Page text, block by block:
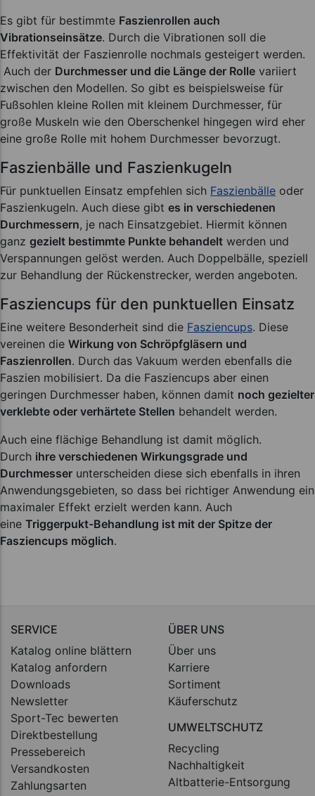
Es gibt für bestimmte Faszienrollen auch
Vibrationseinsätze. Durch die Vibrationen soll die
Effektivität der Faszienrolle nochmals gesteigert werden.
Auch der Durchmesser und die Länge der Rolle variiert
zwischen den Modellen. So gibt es beispielsweise für
Fußsohlen kleine Rollen mit kleinem Durchmesser, für
große Muskeln wie den Oberschenkel hingegen wird eher
eine große Rolle mit hohem Durchmesser bevorzugt.
Faszienbälle und Faszienkugeln
Für punktuellen Einsatz empfehlen sich Faszienbälle oder
Faszienkugeln. Auch diese gibt es in verschiedenen
Durchmessern, je nach Einsatzgebiet. Hiermit können
ganz gezielt bestimmte Punkte behandelt werden und
Verspannungen gelöst werden. Auch Doppelbälle, speziell
zur Behandlung der Rückenstrecker, werden angeboten.
Fasziencups für den punktuellen Einsatz
Eine weitere Besonderheit sind die Fasziencups. Diese
vereinen die Wirkung von Schröpfgläsern und
Faszienrollen. Durch das Vakuum werden ebenfalls die
Faszien mobilisiert. Da die Fasziencups aber einen
geringen Durchmesser haben, können damit noch gezielter
verklebte oder verhärtete Stellen behandelt werden.
Auch eine flächige Behandlung ist damit möglich.
Durch ihre verschiedenen Wirkungsgrade und
Durchmesser unterscheiden diese sich ebenfalls in ihren
Anwendungsgebieten, so dass bei richtiger Anwendung ein
maximaler Effekt erzielt werden kann. Auch
eine Triggerpukt-Behandlung ist mit der Spitze der
Fasziencups möglich.
SERVICE
Katalog online blättern
Katalog anfordern
Downloads
Newsletter
Sport-Tec bewerten
Direktbestellung
Pressebereich
Versandkosten
Zahlungsarten
ÜBER UNS
Über uns
Karriere
Sortiment
Käuferschutz
UMWELTSCHUTZ
Recycling
Nachhaltigkeit
Altbatterie-Entsorgung